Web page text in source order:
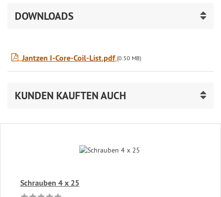
DOWNLOADS
Jantzen I-Core-Coil-List.pdf (0.50 MB)
KUNDEN KAUFTEN AUCH
Schrauben 4 x 25